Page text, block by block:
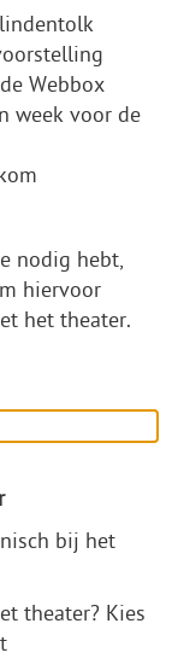
Webbox
week voor de
nodig hebt,
hiervoor
het theater.
bij het
theater? Kies